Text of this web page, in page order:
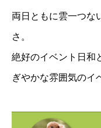
両日ともに雲一つな
さ。
絶好のイベント日和
ぎやかな雰囲気のイ